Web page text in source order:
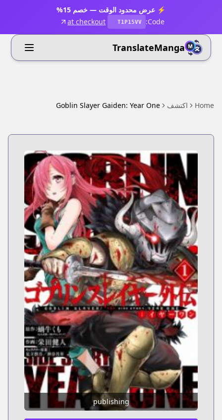
⚡ عرض محدود الوقت — خصم 15%
Code:
T1P15VV
at checkout
TranslateManga
Home اكتشف Goblin Slayer Gaiden: Year One
publishing